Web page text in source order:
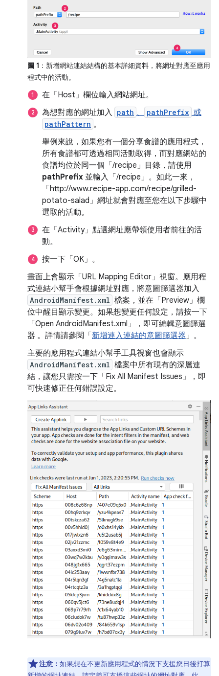
圖 1 ：新增網站連結結構的基本詳細資料，將網址對應至應用
程式中的活動。
在「Host」 欄位輸入網站網址。
為想對應的網址加入 path 、 pathPrefix 或
pathPattern 。
舉例來說，如果您有一個分享食譜的應用程式，
所有食譜都可透過相同活動取得，而對應網站的
食譜均位於同一個「/recipe」 目錄，請使用
pathPrefix 並輸入「/recipe」 。如此一來，
「http://www.recipe-app.com/recipe/grilled-
potato-salad」 網址就會對應至您在以下步驟中
選取的活動。
在「Activity」點選網址應帶領使用者前往的活
動。
按一下「OK」 。
畫面上會顯示「URL Mapping Editor」視窗。應用程
式連結小幫手會根據網址對應，將意圖篩選器加入
AndroidManifest.xml 檔案，並在「Preview」 欄
位中醒目顯示變更。如果想變更任何設定，請按一下
「Open AndroidManifest.xml」，即可編輯意圖篩選
器 。詳情請參閱「 新增連入連結的意圖篩選器」。
主要的應用程式連結小幫手工具視窗也會顯示
AndroidManifest.xml 檔案中所有現有的深層連
結，讓您只需按一下「Fix All Manifest Issues」
，即
可快速修正任何錯誤設定。
注意： 如果想在不更新應用程式的情況下支援您日後打算